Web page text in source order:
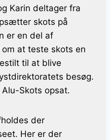
Karin deltager fra
skots på
er en del af
at teste skots en
til at blive
besøg.
Skots opsat.
der
Her er der